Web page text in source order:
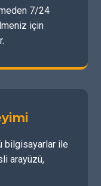
7/24
için
bilgisayarlar ile
arayüzü,